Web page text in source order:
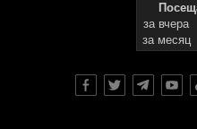
за вчера
за месяц